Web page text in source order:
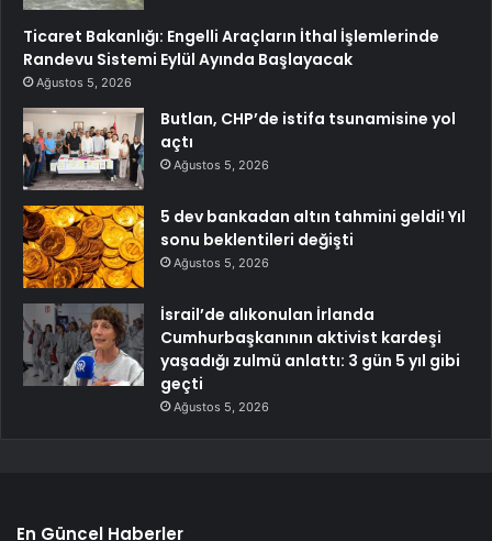
Ticaret Bakanlığı: Engelli Araçların İthal İşlemlerinde
Randevu Sistemi Eylül Ayında Başlayacak
Ağustos 5, 2026
Butlan, CHP’de istifa tsunamisine yol
açtı
Ağustos 5, 2026
5 dev bankadan altın tahmini geldi! Yıl
sonu beklentileri değişti
Ağustos 5, 2026
İsrail’de alıkonulan İrlanda
Cumhurbaşkanının aktivist kardeşi
yaşadığı zulmü anlattı: 3 gün 5 yıl gibi
geçti
Ağustos 5, 2026
En Güncel Haberler